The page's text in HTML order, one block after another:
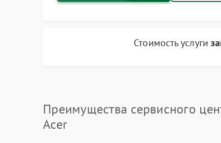
Стоимость услуги
Преимущества сервисного
Acer